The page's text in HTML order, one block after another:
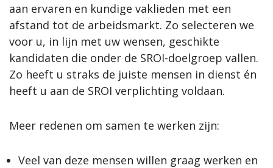
aan ervaren en kundige vaklieden met een
afstand tot de arbeidsmarkt. Zo selecteren we
voor u, in lijn met uw wensen, geschikte
kandidaten die onder de SROI-doelgroep vallen.
Zo heeft u straks de juiste mensen in dienst én
heeft u aan de SROI verplichting voldaan.
Meer redenen om samen te werken zijn:
Veel van deze mensen willen graag werken en